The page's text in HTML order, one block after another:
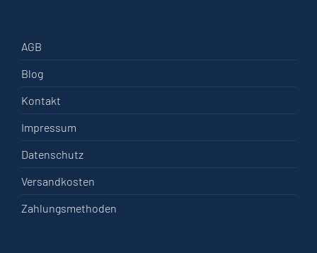
AGB
Blog
Kontakt
Impressum
Datenschutz
Versandkosten
Zahlungsmethoden